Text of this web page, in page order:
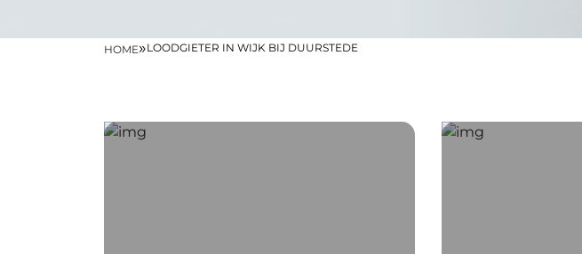
HOME»LOODGIETER IN WIJK BIJ DUURSTEDE